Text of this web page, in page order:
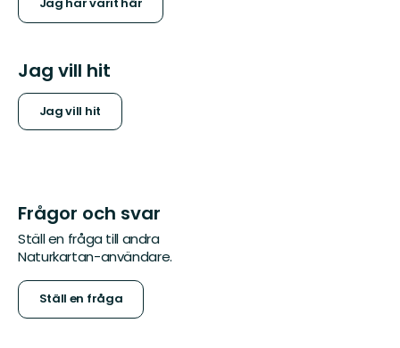
Jag vill hit
Jag vill hit
Frågor och svar
Ställ en fråga till andra
Naturkartan-användare.
Ställ en fråga